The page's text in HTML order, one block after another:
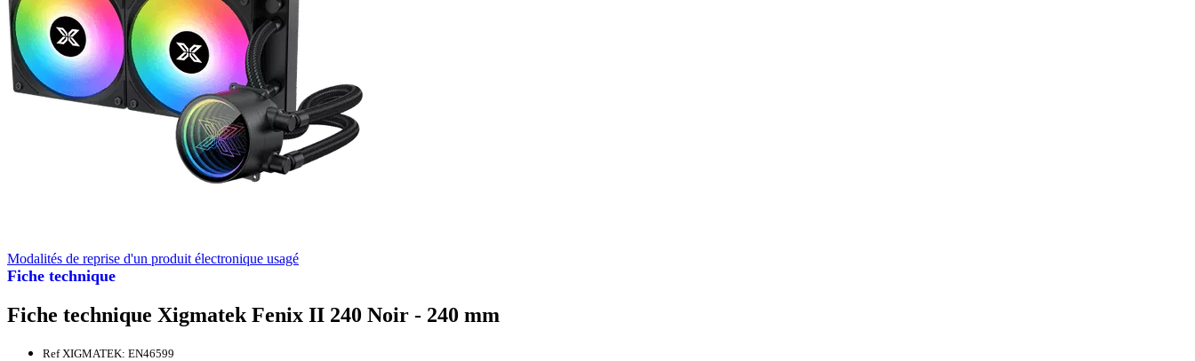
Fiche technique
Modalités de reprise d'un produit électronique usagé
Fiche technique Xigmatek Fenix II 240 Noir - 240 mm
Ref XIGMATEK: EN46599